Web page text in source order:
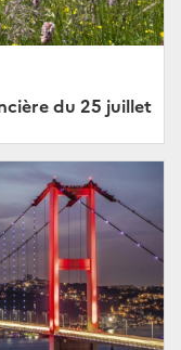
du 25 juillet